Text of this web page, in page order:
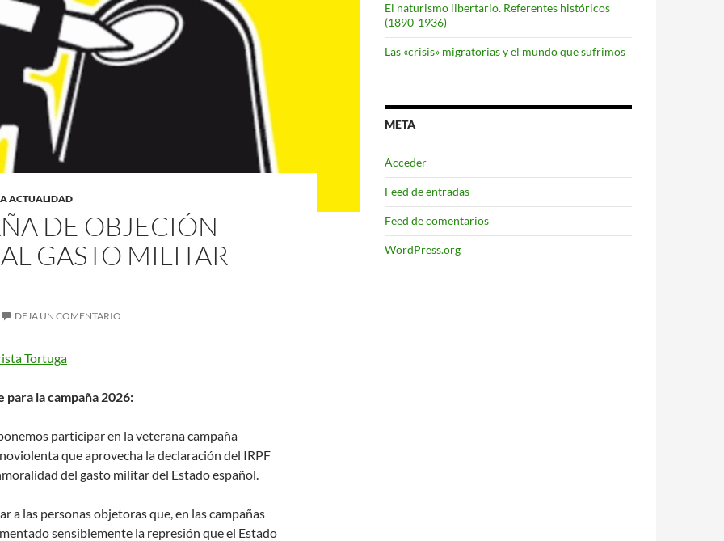
ACTUALIDAD
DE OBJECIÓN
GASTO MILITAR
DEJA UN COMENTARIO
Tortuga
la campaña 2026:
participar en la veterana campaña
que aprovecha la declaración del IRPF
del gasto militar del Estado español.
a las personas objetoras que, en las campañas
sensiblemente la represión que el Estado
El naturismo libertario. Referentes históricos
(1890-1936)
Las «crisis» migratorias y el mundo que sufrimos
META
Acceder
Feed de entradas
Feed de comentarios
WordPress.org